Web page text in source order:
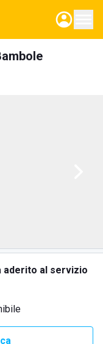
aderito al servizio